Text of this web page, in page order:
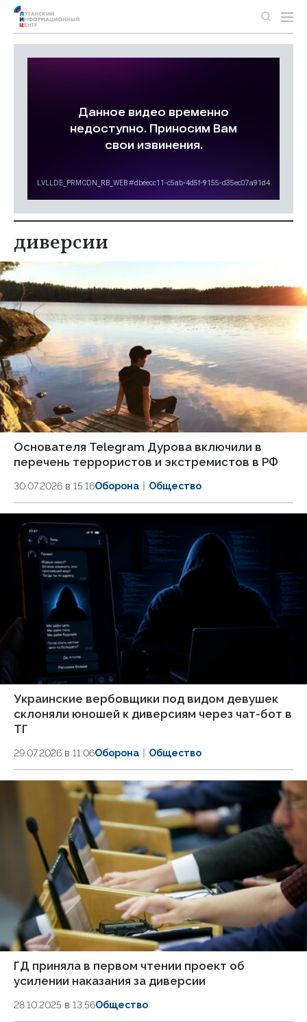
диверсии
Основателя Telegram Дурова включили в
перечень террористов и экстремистов в РФ
30.07.2026 в 15:16Оборона Общество
Украинские вербовщики под видом девушек
склоняли юношей к диверсиям через чат-бот в
ТГ
29.07.2026 в 11:06Оборона Общество
ГД приняла в первом чтении проект об
усилении наказания за диверсии
28.10.2025 в 13:56Общество